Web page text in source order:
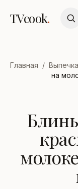
TVcook.
Главная / Выпечка
на